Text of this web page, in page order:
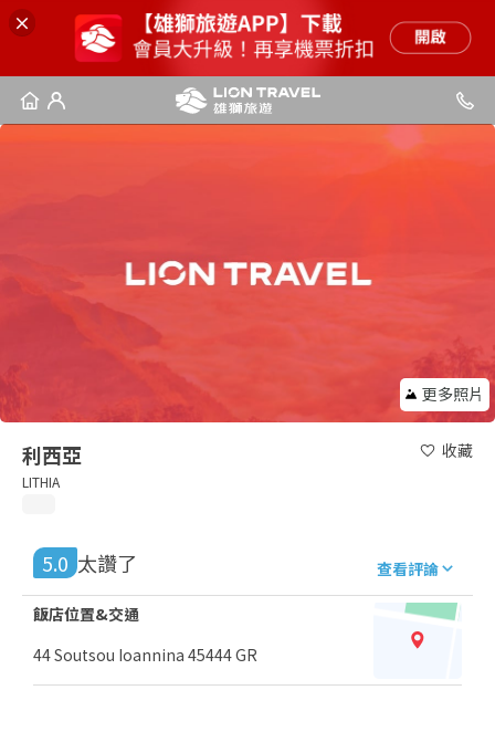
更多照片
利西亞
LITHIA
收藏
5.0 太讚了 查看評論
飯店位置&交通
44 Soutsou Ioannina 45444 GR